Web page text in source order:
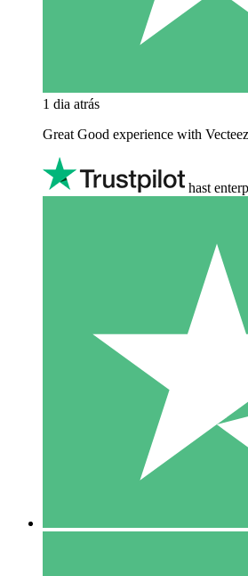
1 dia atrás
Great Good experience with
hast